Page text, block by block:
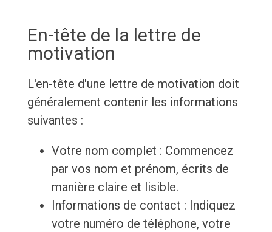
En-tête de la lettre de
motivation
L'en-tête d'une lettre de motivation doit
généralement contenir les informations
suivantes :
Votre nom complet : Commencez
par vos nom et prénom, écrits de
manière claire et lisible.
Informations de contact : Indiquez
votre numéro de téléphone, votre